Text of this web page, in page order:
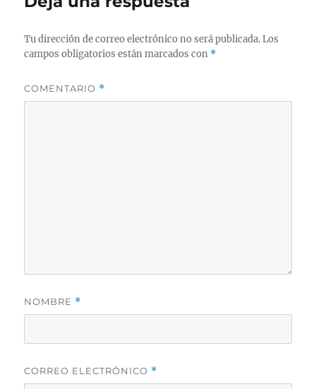
Tu dirección de correo electrónico no será publicada. Los
campos obligatorios están marcados con *
COMENTARIO *
NOMBRE *
CORREO ELECTRÓNICO *